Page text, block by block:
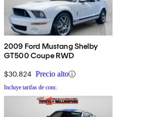
2009 Ford Mustang Shelby
GT500 Coupe RWD
$30,824 Precio alto
Incluye tarifas de conc.